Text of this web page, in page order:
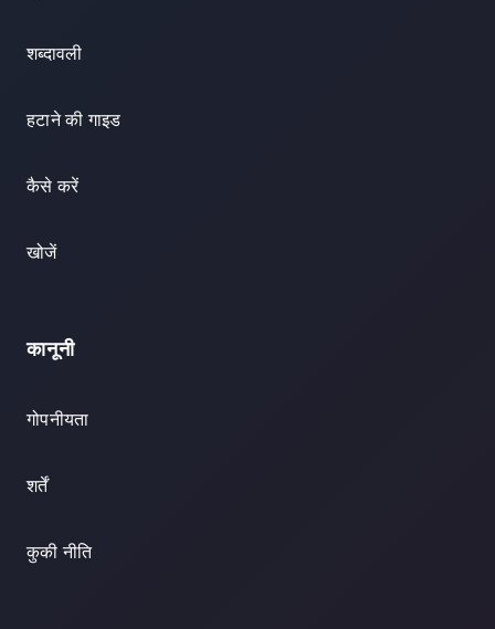
शब्दावली
हटाने की गाइड
कैसे करें
खोजें
कानूनी
गोपनीयता
शर्तें
कुकी नीति